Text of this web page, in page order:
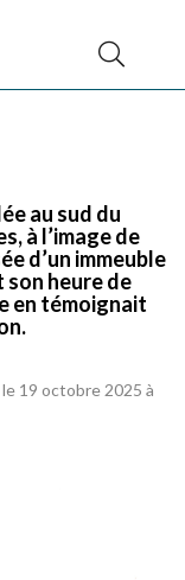
au sud du
à l’image de
d’un immeuble
heure de
en témoignait
19 octobre 2025 à